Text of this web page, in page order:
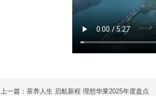
上一篇：茶养人生 启航新程 理想华莱2025年度盘点